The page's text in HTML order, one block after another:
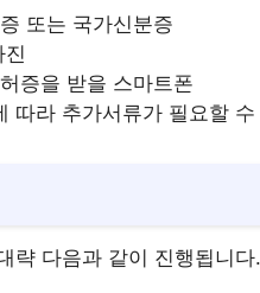
또는 국가신분증
증을 받을 스마트폰
따라 추가서류가 필요할
략 다음과 같이 진행됩니다.